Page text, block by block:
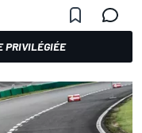
PRIVILÉGIÉE